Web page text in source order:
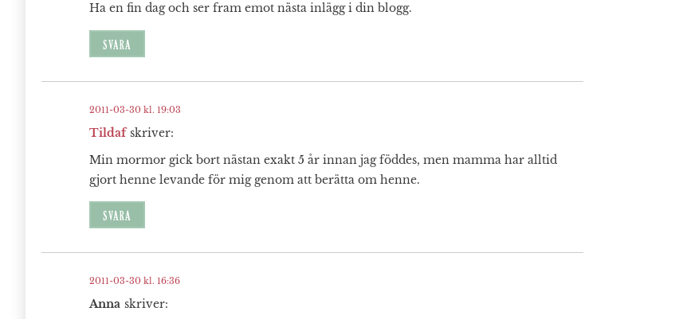
Ha en fin dag och ser fram emot nästa inlägg i din blogg.
SVARA
Tildaf skriver:
2011-03-30 kl. 19:03
Min mormor gick bort nästan exakt 5 år innan jag föddes, men mamma har alltid
gjort henne levande för mig genom att berätta om henne.
SVARA
Anna skriver:
2011-03-30 kl. 16:36